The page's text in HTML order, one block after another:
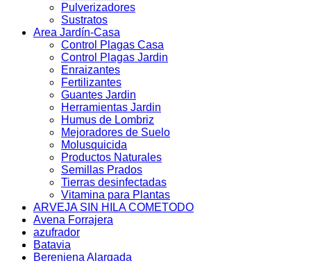
Pulverizadores
Sustratos
Area Jardín-Casa
Control Plagas Casa
Control Plagas Jardin
Enraizantes
Fertilizantes
Guantes Jardin
Herramientas Jardin
Humus de Lombriz
Mejoradores de Suelo
Molusquicida
Productos Naturales
Semillas Prados
Tierras desinfectadas
Vitamina para Plantas
ARVEJA SIN HILA COMETODO
Avena Forrajera
azufrador
Batavia
Berenjena Alargada